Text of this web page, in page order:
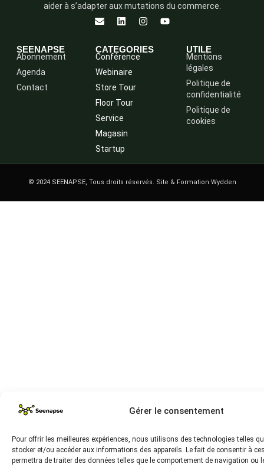
Gérer le consentement
Pour offrir les meilleures expériences, nous utilisons des technologies telles
stocker et/ou accéder aux informations des appareils. Le fait de consentir à
permettra de traiter des données telles que le comportement de navigation ou
aider à s’adapter aux mutations du commerce.
SEENAPSE
Abonnement
Agenda
Contact
CATEGORIES
Conférence
Webinaire
Store Tour
Floor Tour
Service
Magasin
Startup
UTILE
Mentions
légales
Politique de
confidentialité
Politique de
cookies
© 2024 SEENAPSE, Tous droits réservés. Site & Formation Wydden